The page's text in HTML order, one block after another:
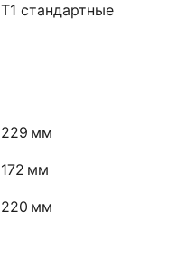
Т1 стандартные
229 мм
172 мм
220 мм